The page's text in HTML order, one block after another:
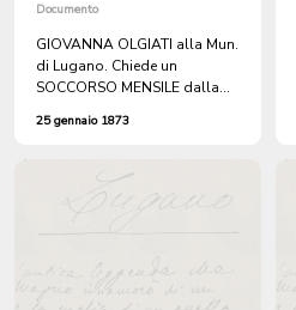
Documento
GIOVANNA OLGIATI alla Mun.
di Lugano. Chiede un
SOCCORSO MENSILE dalla
OSPITALE, perchè malata.
25 gennaio 1873